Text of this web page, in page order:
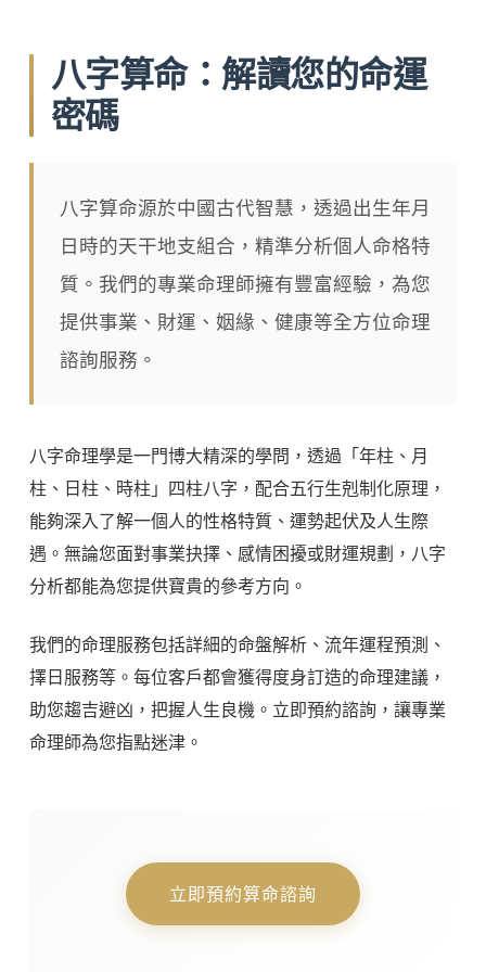
八字算命：解讀您的命運
密碼
八字算命源於中國古代智慧，透過出生年月
日時的天干地支組合，精準分析個人命格特
質。我們的專業命理師擁有豐富經驗，為您
提供事業、財運、姻緣、健康等全方位命理
諮詢服務。
八字命理學是一門博大精深的學問，透過「年柱、月
柱、日柱、時柱」四柱八字，配合五行生剋制化原理，
能夠深入了解一個人的性格特質、運勢起伏及人生際
遇。無論您面對事業抉擇、感情困擾或財運規劃，八字
分析都能為您提供寶貴的參考方向。
我們的命理服務包括詳細的命盤解析、流年運程預測、
擇日服務等。每位客戶都會獲得度身訂造的命理建議，
助您趨吉避凶，把握人生良機。立即預約諮詢，讓專業
命理師為您指點迷津。
立即預約算命諮詢